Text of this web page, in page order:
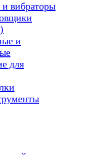
вибраторы
и
для